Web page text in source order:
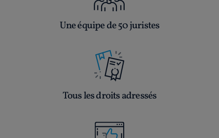
Une équipe de 50 juristes
Tous les droits adressés